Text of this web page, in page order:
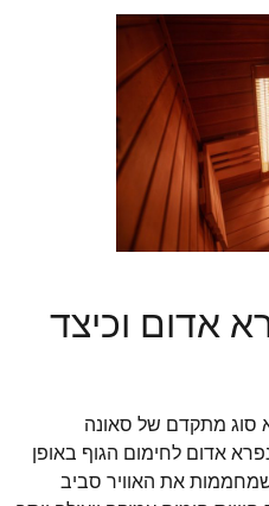
אדום וכיצד
סוג מתקדם של סאונה
אדום לחימום הגוף באופן
שמחממות את האוויר סביב